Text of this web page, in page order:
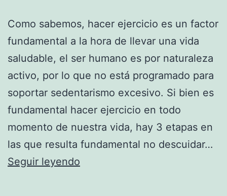
Como sabemos, hacer ejercicio es un factor
fundamental a la hora de llevar una vida
saludable, el ser humano es por naturaleza
activo, por lo que no está programado para
soportar sedentarismo excesivo. Si bien es
fundamental hacer ejercicio en todo
momento de nuestra vida, hay 3 etapas en
las que resulta fundamental no descuidar…
Seguir leyendo